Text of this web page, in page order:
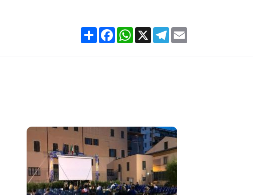
CondividiFacebookWhatsApp
X Telegram